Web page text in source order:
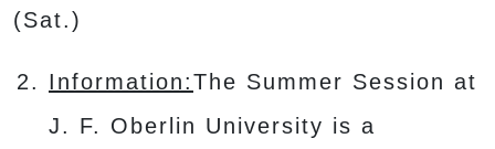
(Sat.)
Information:The Summer Session at
J. F. Oberlin University is a